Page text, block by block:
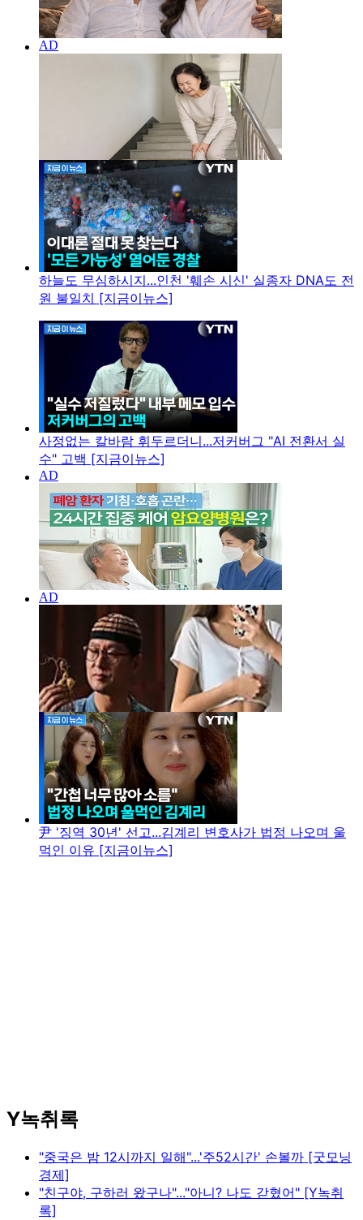
하늘도 무심하시지...인천 '훼손 시신' 실종자 DNA도 전
원 불일치 [지금이뉴스]
사정없는 칼바람 휘두르더니...저커버그 "AI 전환서 실
수" 고백 [지금이뉴스]
尹 '징역 30년' 선고...김계리 변호사가 법정 나오며 울
먹인 이유 [지금이뉴스]
Y녹취록
"중국은 밤 12시까지 일해"...'주52시간' 손볼까 [굿모닝
경제]
"친구야, 구하러 왔구나"..."아니? 나도 갇혔어" [Y녹취
록]